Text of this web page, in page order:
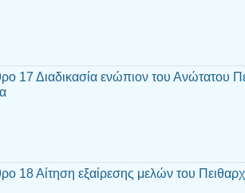
17 Διαδικασία ενώπιον του Ανώτατου
18 Αίτηση εξαίρεσης μελών του